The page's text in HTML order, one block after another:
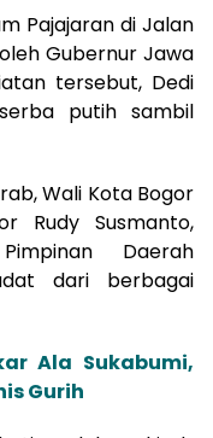
Pajajaran di Jalan
Gubernur Jawa
tersebut, Dedi
putih sambil
Wali Kota Bogor
Rudy Susmanto,
Daerah
dari berbagai
Ala Sukabumi,
Gurih